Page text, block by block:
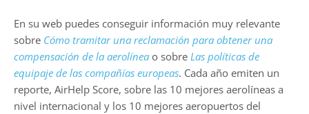
En su web puedes conseguir información muy relevante
sobre Cómo tramitar una reclamación para obtener una
compensación de la aerolínea o sobre Las políticas de
equipaje de las compañías europeas. Cada año emiten un
reporte, AirHelp Score, sobre las 10 mejores aerolíneas a
nivel internacional y los 10 mejores aeropuertos del